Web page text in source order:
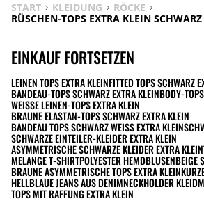
START KLEIDUNG
RÖCKE
RÜSCHEN-TOPS EXTRA KLEIN SCHWARZ
EINKAUF FORTSETZEN
LEINEN TOPS EXTRA KLEINFITTED TOPS SCHWARZ
BANDEAU-TOPS SCHWARZ EXTRA KLEINBODY-
WEISSE LEINEN-TOPS EXTRA KLEIN
BRAUNE ELASTAN-TOPS SCHWARZ EXTRA KLEIN
BANDEAU TOPS SCHWARZ WEISS EXTRA KLEIN
SCHWARZE EINTEILER-KLEIDER EXTRA KLEIN
ASYMMETRISCHE SCHWARZE KLEIDER EXTRA KLEIN
MELANGE T-SHIRTPOLYESTER HEMDBLUSENBEIGE
BRAUNE ASYMMETRISCHE TOPS EXTRA KLEIN
HELLBLAUE JEANS AUS DENIMNECKHOLDER KLEID
TOPS MIT RAFFUNG EXTRA KLEIN